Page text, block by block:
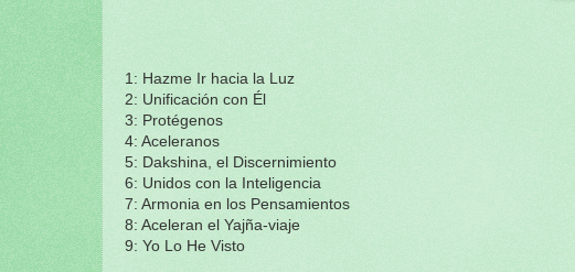
1: Hazme Ir hacia la Luz
2: Unificación con Él
3: Protégenos
4: Aceleranos
5: Dakshina, el Discernimiento
6: Unidos con la Inteligencia
7: Armonia en los Pensamientos
8: Aceleran el Yajña-viaje
9: Yo Lo He Visto